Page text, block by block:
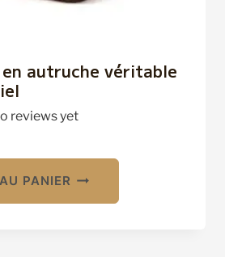
autruche véritable
reviews yet
PANIER